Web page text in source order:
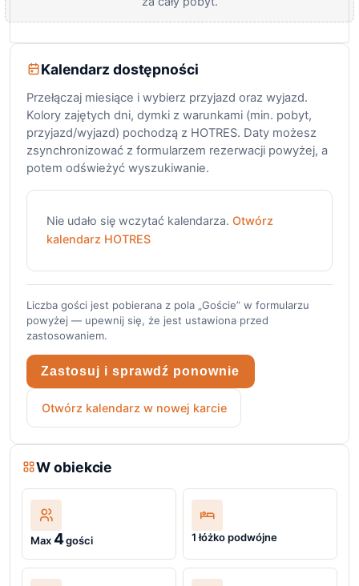
Kalendarz dostępności
Przełączaj miesiące i wybierz przyjazd oraz wyjazd.
Kolory zajętych dni, dymki z warunkami (min. pobyt,
przyjazd/wyjazd) pochodzą z HOTRES. Daty możesz
zsynchronizować z formularzem rezerwacji powyżej, a
potem odświeżyć wyszukiwanie.
Nie udało się wczytać kalendarza. Otwórz
kalendarz HOTRES
Liczba gości jest pobierana z pola „Goście” w formularzu
powyżej — upewnij się, że jest ustawiona przed
zastosowaniem.
Zastosuj i sprawdź ponownie
Otwórz kalendarz w nowej karcie
W obiekcie
Max 4gości 1 łóżko podwójne